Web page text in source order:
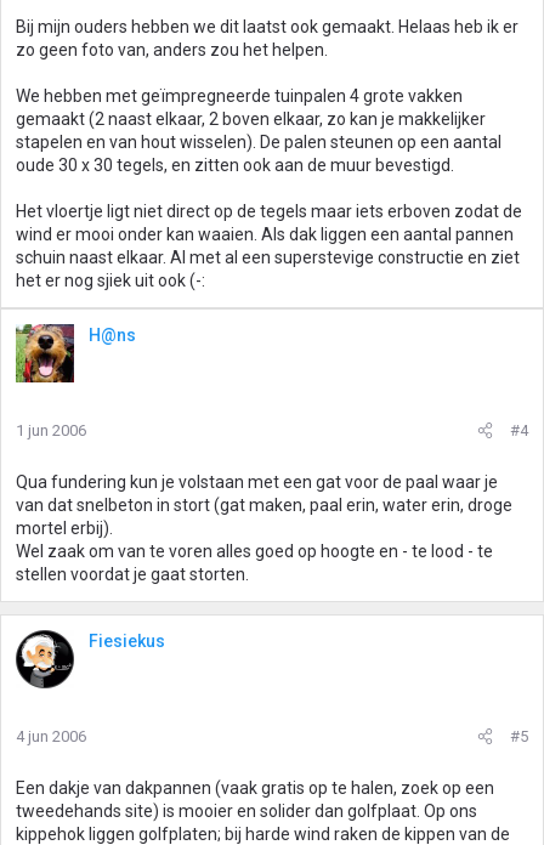
Bij mijn ouders hebben we dit laatst ook gemaakt. Helaas heb ik er
zo geen foto van, anders zou het helpen.
We hebben met geïmpregneerde tuinpalen 4 grote vakken
gemaakt (2 naast elkaar, 2 boven elkaar, zo kan je makkelijker
stapelen en van hout wisselen). De palen steunen op een aantal
oude 30 x 30 tegels, en zitten ook aan de muur bevestigd.
Het vloertje ligt niet direct op de tegels maar iets erboven zodat de
wind er mooi onder kan waaien. Als dak liggen een aantal pannen
schuin naast elkaar. Al met al een superstevige constructie en ziet
het er nog sjiek uit ook (-:
H@ns
1 jun 2006 #4
Qua fundering kun je volstaan met een gat voor de paal waar je
van dat snelbeton in stort (gat maken, paal erin, water erin, droge
mortel erbij).
Wel zaak om van te voren alles goed op hoogte en - te lood - te
stellen voordat je gaat storten.
Fiesiekus
4 jun 2006 #5
Een dakje van dakpannen (vaak gratis op te halen, zoek op een
tweedehands site) is mooier en solider dan golfplaat. Op ons
kippehok liggen golfplaten; bij harde wind raken de kippen van de